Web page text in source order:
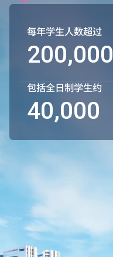
每年学生人数超过
200,000
包括全日制学生约
40,000